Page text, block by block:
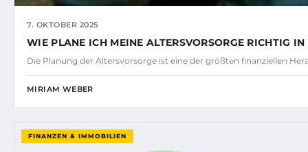
7. OKTOBER 2025
WIE PLANE ICH MEINE ALTERSVORSORGE RICHTIG
Die Planung der Altersvorsorge ist eine der größten finanziellen
MIRIAM WEBER
FINANZEN & IMMOBILIEN